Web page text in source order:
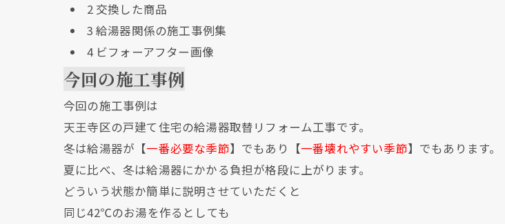
2交換した商品
3 給湯器関係の施工事例集
4ビフォーアフター画像
今回の施工事例
今回の施工事例は
天王寺区の戸建て住宅の給湯器取替リフォーム工事です。
冬は給湯器が【一番必要な季節】でもあり【一番壊れやすい季節】でもあります。
夏に比べ、冬は給湯器にかかる負担が格段に上がります。
どういう状態か簡単に説明させていただくと
同じ42℃のお湯を作るとしても